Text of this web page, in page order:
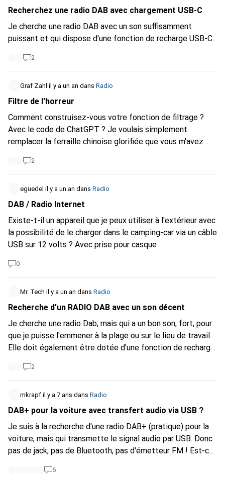
Recherchez une radio DAB avec chargement USB-C
Je cherche une radio DAB avec un son suffisamment
puissant et qui dispose d'une fonction de recharge USB-C.
2
Graf Zahl il y a un an dans Radio
Filtre de l'horreur
Comment construisez-vous votre fonction de filtrage ?
Avec le code de ChatGPT ? Je voulais simplement
remplacer la ferraille chinoise glorifiée que vous m'avez
atteint le niveau de la casse). Je ne suis pas le seul à
m'être fait avoir : un autre acheteur a maintenant vendu
son appareil comme "défectueux", avec exactement le
même problème. Alors, à vos filtres : - Radio numérique -
chuchoter - SPOTIFY-CONNECT !! Et le résultat ?
Laissez-moi l'exprimer dans le style d'un chat qui miaule
pitoyablement : - Filtre défini sur Spotify-Connect -
Appareil acheté dans la liste - PAS de connexion Spotify
Spotify Connect sur AliExpress...
2
eguedel il y a un an dans Radio
DAB / Radio Internet
Existe-t-il un appareil que je peux utiliser à l'extérieur avec
la possibilité de le charger dans le camping-car via un câble
USB sur 12 volts ? Avec prise pour casque
0
Mr. Tech il y a un an dans Radio
Recherche d'un RADIO DAB avec un son décent
Je cherche une radio Dab, mais qui a un bon son, fort, pour
que je puisse l'emmener à la plage ou sur le lieu de travail.
Elle doit également être dotée d'une fonction de recharge
2
mkrapf il y a 7 ans dans Radio
DAB+ pour la voiture avec transfert audio via USB ?
Je suis à la recherche d'une radio DAB+ (pratique) pour la
voiture, mais qui transmette le signal audio par USB. Donc
pas de jack, pas de Bluetooth, pas d'émetteur FM ! Est-ce
6